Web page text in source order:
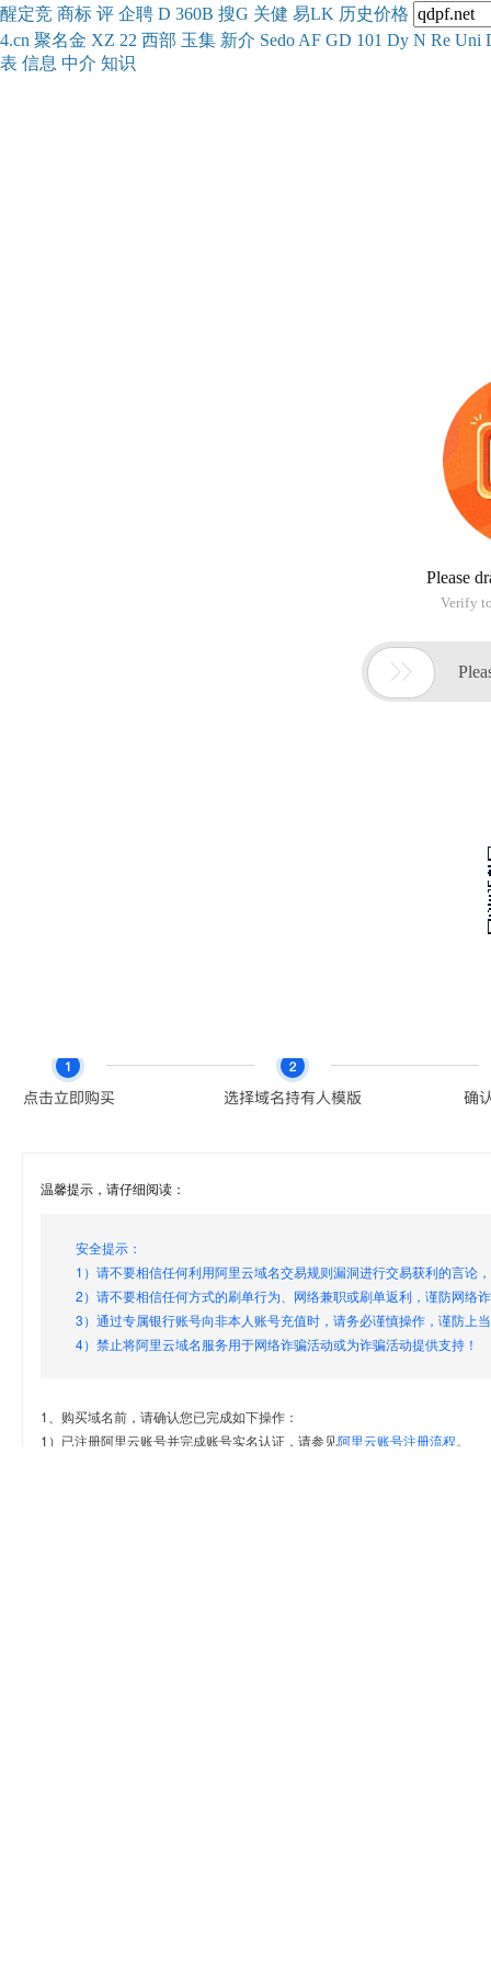
醒定竞 商标 评 企聘 D 360B 搜G 关健 易LK 历史价格
4.cn 聚名金 XZ 22 西部 玉集 新介 Sedo AF GD 101 Dy N Re Uni
表 信息 中介 知识